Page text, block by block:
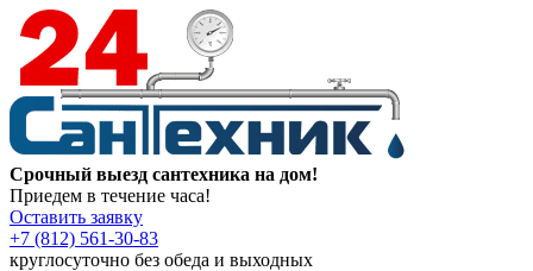
Срочный выезд сантехника на дом!
Приедем в течение часа!
Оставить заявку
+7 (812) 561-30-83
круглосуточно без обеда и выходных